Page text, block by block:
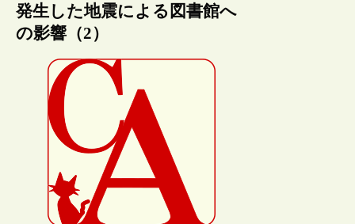
発生した地震による図書館へ
の影響（2）